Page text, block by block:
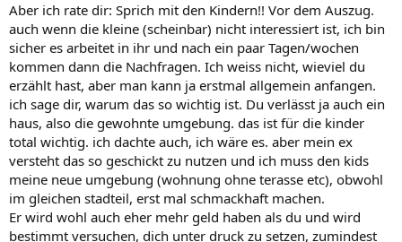
Aber ich rate dir: Sprich mit den Kindern!! Vor dem Auszug.
auch wenn die kleine (scheinbar) nicht interessiert ist, ich bin
sicher es arbeitet in ihr und nach ein paar Tagen/wochen
kommen dann die Nachfragen. Ich weiss nicht, wieviel du
erzählt hast, aber man kann ja erstmal allgemein anfangen.
ich sage dir, warum das so wichtig ist. Du verlässt ja auch ein
haus, also die gewohnte umgebung. das ist für die kinder
total wichtig. ich dachte auch, ich wäre es. aber mein ex
versteht das so geschickt zu nutzen und ich muss den kids
meine neue umgebung (wohnung ohne terasse etc), obwohl
im gleichen stadteil, erst mal schmackhaft machen.
Er wird wohl auch eher mehr geld haben als du und wird
bestimmt versuchen, dich unter druck zu setzen, zumindest